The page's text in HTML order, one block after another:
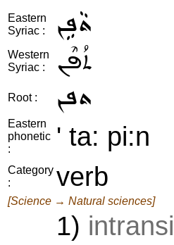
Eastern
Syriac :
ܬܵܦܹܢ
Western
Syriac :
ܬܳܦܶܢ
Root : ܬܦܢ
Eastern
phonetic
:
' ta: pi:n
Category
:
verb
[Science → Natural sciences]
1)